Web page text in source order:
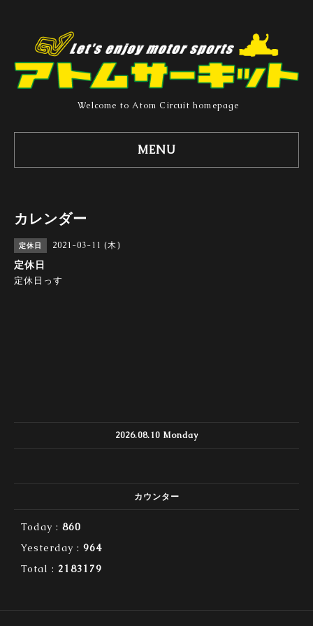
Welcome to Atom Circuit homepage
MENU
カレンダー
定休日 2021-03-11 (木)
定休日
定休日っす
2026.08.10 Monday
カウンター
Today : 860
Yesterday : 964
Total : 2183179